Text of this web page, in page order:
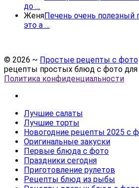
до …
ЖеняПечень очень полезный
это а …
© 2026 ~ Простые рецепты с фото
рецепты простых блюд с фото для
Политика конфиденциальности
Лучшие салаты
Лучшие торты
Новогодние рецепты 2025 с
Оригинальные закуски
Первые блюда с фото
Праздники сегодня
Приготовление рулетов
Рецепты блюд из рыбы